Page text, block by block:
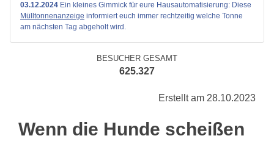
03.12.2024 Ein kleines Gimmick für eure Hausautomatisierung: Diese
Mülltonnenanzeige informiert euch immer rechtzeitig welche Tonne
am nächsten Tag abgeholt wird.
BESUCHER GESAMT
625.327
Erstellt am 28.10.2023
Wenn die Hunde scheißen